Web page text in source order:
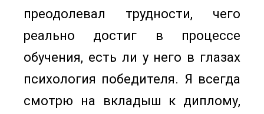
преодолевал трудности, чего
реально достиг в процессе
обучения, есть ли у него в глазах
психология победителя. Я всегда
смотрю на вкладыш к диплому,